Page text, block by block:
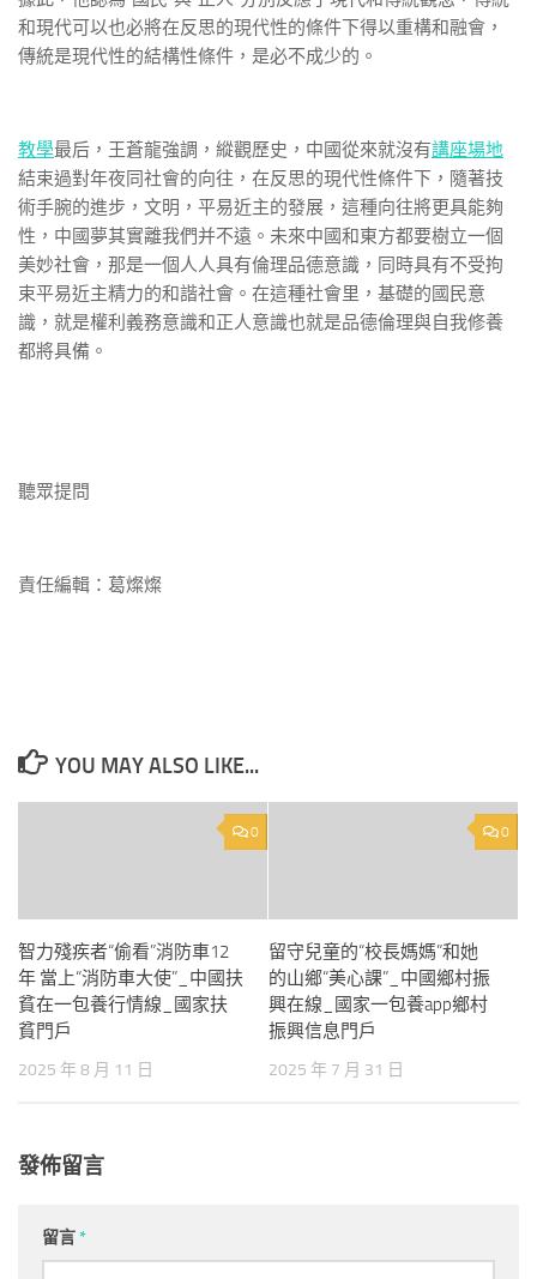
和現代可以也必將在反思的現代性的條件下得以重構和融會，
傳統是現代性的結構性條件，是必不成少的。
教學最后，王蒼龍強調，縱觀歷史，中國從來就沒有講座場地
結束過對年夜同社會的向往，在反思的現代性條件下，隨著技
術手腕的進步，文明，平易近主的發展，這種向往將更具能夠
性，中國夢其實離我們并不遠。未來中國和東方都要樹立一個
美妙社會，那是一個人人具有倫理品德意識，同時具有不受拘
束平易近主精力的和諧社會。在這種社會里，基礎的國民意
識，就是權利義務意識和正人意識也就是品德倫理與自我修養
都將具備。
聽眾提問
責任編輯：葛燦燦
YOU MAY ALSO LIKE...
0
智力殘疾者“偷看”消防車12
年 當上“消防車大使”_中國扶
貧在一包養行情線_國家扶
貧門戶
2025 年 8 月 11 日
0
留守兒童的“校長媽媽”和她
的山鄉“美心課”_中國鄉村振
興在線_國家一包養app鄉村
振興信息門戶
2025 年 7 月 31 日
發佈留言
留言*